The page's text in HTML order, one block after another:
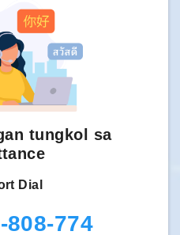
tungkol sa
Dial
808-774